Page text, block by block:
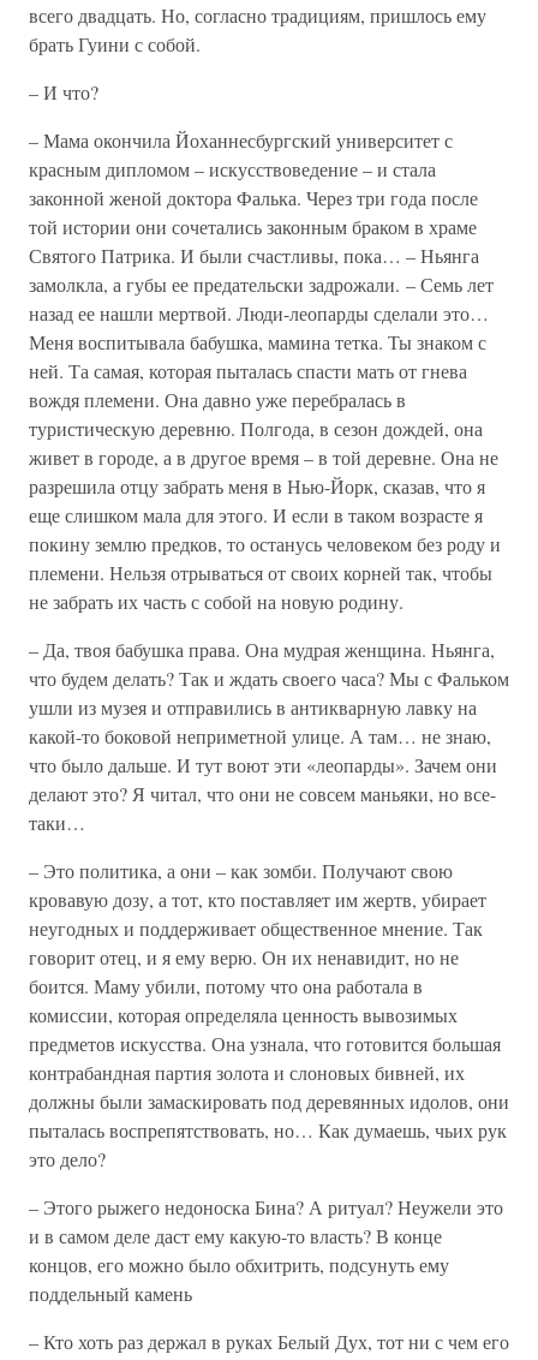
всего двадцать. Но, согласно традициям, пришлось ему
брать Гуини с собой.
– И что?
– Мама окончила Йоханнесбургский университет с
красным дипломом – искусствоведение – и стала
законной женой доктора Фалька. Через три года после
той истории они сочетались законным браком в храме
Святого Патрика. И были счастливы, пока… – Ньянга
замолкла, а губы ее предательски задрожали. – Семь лет
назад ее нашли мертвой. Люди-леопарды сделали это…
Меня воспитывала бабушка, мамина тетка. Ты знаком с
ней. Та самая, которая пыталась спасти мать от гнева
вождя племени. Она давно уже перебралась в
туристическую деревню. Полгода, в сезон дождей, она
живет в городе, а в другое время – в той деревне. Она не
разрешила отцу забрать меня в Нью-Йорк, сказав, что я
еще слишком мала для этого. И если в таком возрасте я
покину землю предков, то останусь человеком без роду и
племени. Нельзя отрываться от своих корней так, чтобы
не забрать их часть с собой на новую родину.
– Да, твоя бабушка права. Она мудрая женщина. Ньянга,
что будем делать? Так и ждать своего часа? Мы с Фальком
ушли из музея и отправились в антикварную лавку на
какой-то боковой неприметной улице. А там… не знаю,
что было дальше. И тут воют эти «леопарды». Зачем они
делают это? Я читал, что они не совсем маньяки, но все-
таки…
– Это политика, а они – как зомби. Получают свою
кровавую дозу, а тот, кто поставляет им жертв, убирает
неугодных и поддерживает общественное мнение. Так
говорит отец, и я ему верю. Он их ненавидит, но не
боится. Маму убили, потому что она работала в
комиссии, которая определяла ценность вывозимых
предметов искусства. Она узнала, что готовится большая
контрабандная партия золота и слоновых бивней, их
должны были замаскировать под деревянных идолов, они
пыталась воспрепятствовать, но… Как думаешь, чьих рук
это дело?
– Этого рыжего недоноска Бина? А ритуал? Неужели это
и в самом деле даст ему какую-то власть? В конце
концов, его можно было обхитрить, подсунуть ему
поддельный камень
– Кто хоть раз держал в руках Белый Дух, тот ни с чем его